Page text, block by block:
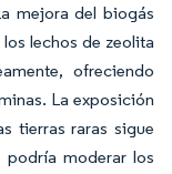
mejora del biogás
lechos de zeolita
ofreciendo
La exposición
tierras raras sigue
moderar los